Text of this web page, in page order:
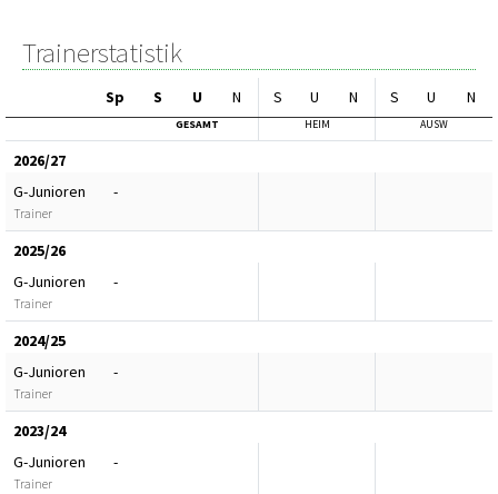
Trainerstatistik
Sp S U N S U N S U N
GESAMT HEIM AUSW
2026/27
G-Junioren
Trainer
-
2025/26
G-Junioren
Trainer
-
2024/25
G-Junioren
Trainer
-
2023/24
G-Junioren
Trainer
-